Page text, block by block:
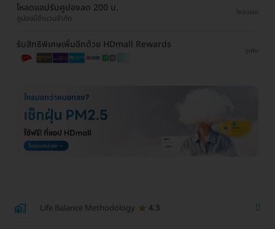
โหลดแอปรับคูปองลด 200 บ.
คูปองมีจำนวนจำกัด
โหลดเลย
รับสิทธิพิเศษเพิ่มอีกด้วย HDmall Rewards
ดูเพิ่ม
Life Balance Methodology 4.3